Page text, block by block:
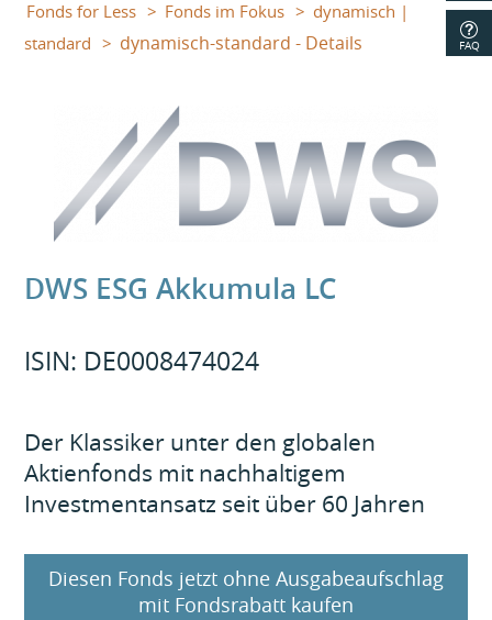
FAQ
Fonds for Less Fonds im Fokus
dynamisch |
standard
dynamisch-standard - Details
DWS ESG Akkumula LC
ISIN: DE0008474024
Der Klassiker unter den globalen
Aktienfonds mit nachhaltigem
Investmentansatz seit über 60 Jahren
Diesen Fonds jetzt ohne Ausgabeaufschlag
mit Fondsrabatt kaufen